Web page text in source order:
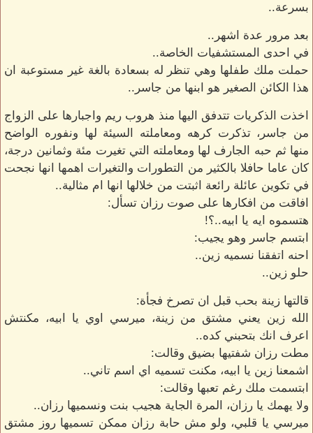
بسرعة..
بعد مرور عدة اشهر..
في احدى المستشفيات الخاصة..
حملت ملك طفلها وهي تنظر له بسعادة بالغة غير مستوعبة ان
هذا الكائن الصغير هو ابنها من جاسر..
اخذت الذكريات تتدفق اليها منذ هروب ريم واجبارها على الزواج
من جاسر، تذكرت كرهه ومعاملته السيئة لها ونفوره الواضح
منها ثم حبه الجارف لها ومعاملته التي تغيرت مئة وثمانين درجة،
كان عاما حافلا بالكثير من التطورات والتغيرات اهمها انها نجحت
في تكوين عائلة رائعة اثبتت من خلالها انها ام مثالية..
افاقت من افكارها على صوت رزان تسأل:
هتسموه ايه يا ابيه..؟!
ابتسم جاسر وهو يجيب:
احنه اتفقنا نسميه زين..
حلو زين..
قالتها زينة بحب قبل ان تصرخ فجأة:
الله زين يعني مشتق من زينة، ميرسي اوي يا ابيه، مكنتش
اعرف انك بتحبني كده..
مطت رزان شفتيها بضيق وقالت:
اشمعنا زين يا ابيه، مكنت تسميه اي اسم تاني..
ابتسمت ملك رغم تعبها وقالت:
ولا يهمك يا رزان، المرة الجاية هجيب بنت ونسميها رزان..
ميرسي يا قلبي، ولو مش حابة رزان ممكن تسميها روز مشتق